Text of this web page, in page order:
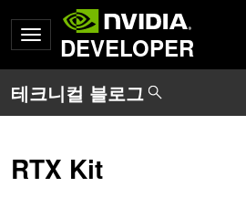
DEVELOPER
RTX Kit